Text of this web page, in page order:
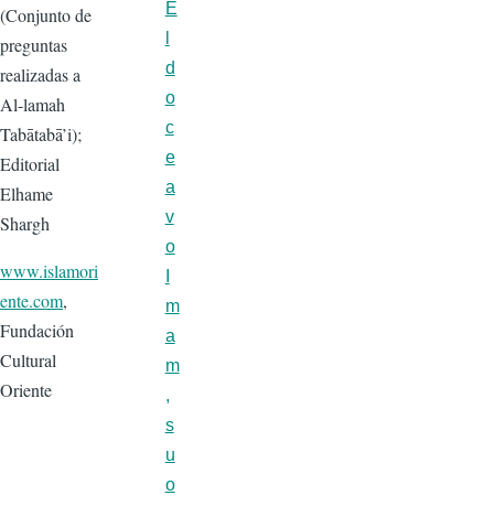
(Conjunto de
preguntas
realizadas a
Al-lamah
Tabātabā’i);
Editorial
Elhame
Shargh
www.islamori
ente.com,
Fundación
Cultural
Oriente
E
d
o
c
e
a
v
o
m
a
m
,
s
u
o